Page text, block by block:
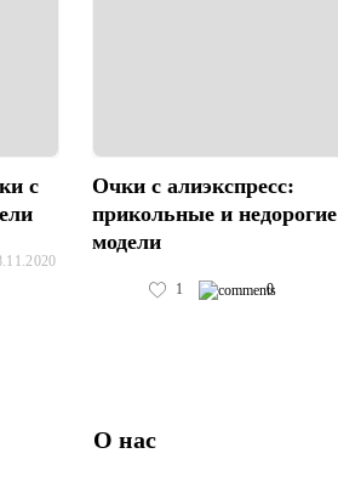
с
Очки с алиэкспресс:
прикольные и недорогие
модели
1 0
О нас